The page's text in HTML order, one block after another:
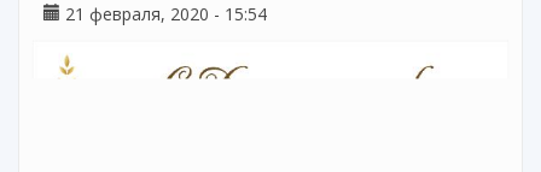
21 февраля, 2020 - 15:54